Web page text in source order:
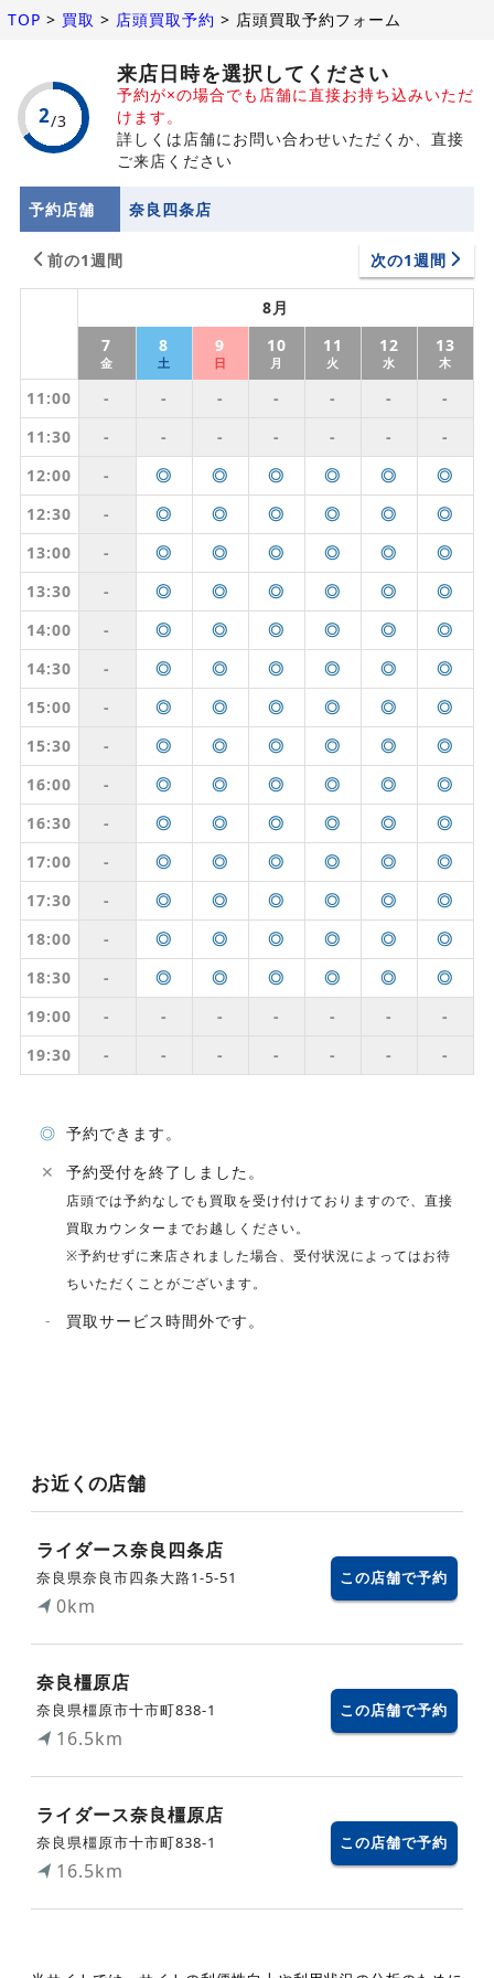
TOP > 買取 > 店頭買取予約 > 店頭買取予約フォーム
来店日時を選択してください
予約が×の場合でも店舗に直接お持ち込みいただ
けます。
詳しくは店舗にお問い合わせいただくか、直接
ご来店ください
予約店舗 奈良四条店
前の1週間 次の1週間
8月
7
金
8
土
9
日
10
月
11
火
12
水
13
木
11:00 - - - - - -
-
11:30
- - - - - -
-
12:00
- ◎ ◎ ◎ ◎ ◎
◎
12:30
- ◎ ◎ ◎ ◎ ◎
◎
13:00
- ◎ ◎ ◎ ◎ ◎
◎
13:30
- ◎ ◎ ◎ ◎ ◎
◎
14:00
- ◎ ◎ ◎ ◎ ◎
◎
14:30
- ◎ ◎ ◎ ◎ ◎
◎
15:00
- ◎ ◎ ◎ ◎ ◎
◎
15:30
- ◎ ◎ ◎ ◎ ◎
◎
16:00
- ◎ ◎ ◎ ◎ ◎
◎
16:30
- ◎ ◎ ◎ ◎ ◎
◎
17:00
- ◎ ◎ ◎ ◎ ◎
◎
17:30
- ◎ ◎ ◎ ◎ ◎
◎
18:00
- ◎ ◎ ◎ ◎ ◎
◎
18:30
- ◎ ◎ ◎ ◎ ◎
◎
19:00
- - - - - -
-
19:30
- - - - - - -
◎ 予約できます。
✕
予約受付を終了しました。
店頭では予約なしでも買取を受け付けておりますので、直接
買取カウンターまでお越しください。
※予約せずに来店されました場合、受付状況によってはお待
ちいただくことがございます。
- 買取サービス時間外です。
お近くの店舗
ライダース奈良四条店
奈良県奈良市四条大路1-5-51
0km
この店舗で予約
奈良橿原店
奈良県橿原市十市町838-1
16.5km
この店舗で予約
ライダース奈良橿原店
奈良県橿原市十市町838-1
16.5km
この店舗で予約